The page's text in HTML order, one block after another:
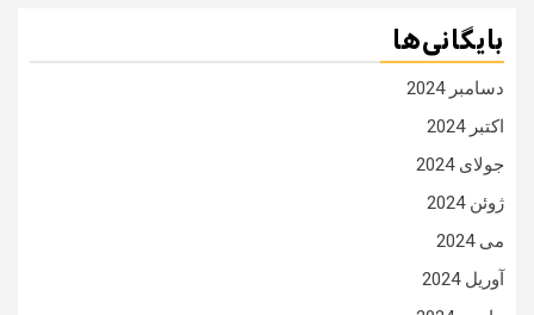
بایگانی‌ها
دسامبر 2024
اکتبر 2024
جولای 2024
ژوئن 2024
می 2024
آوریل 2024